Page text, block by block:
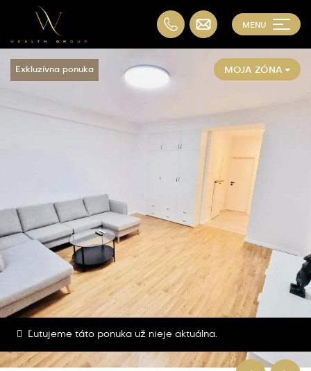
MOJA ZÓNA
MENU
Exkluzívna ponuka
Ľutujeme táto ponuka už nieje aktuálna.